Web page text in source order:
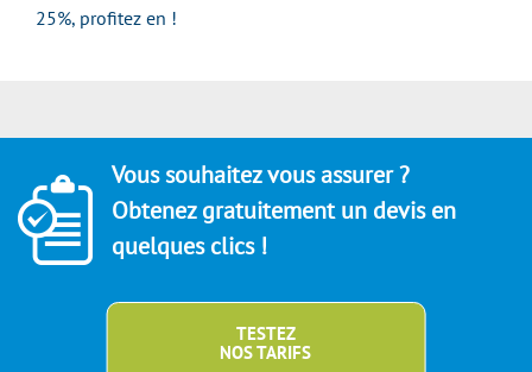
25%, profitez en !
Vous souhaitez vous assurer ?
Obtenez gratuitement un devis en
quelques clics !
TESTEZ
NOS TARIFS